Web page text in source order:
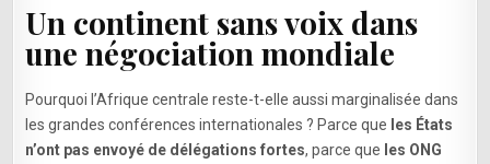
Un continent sans voix dans
une négociation mondiale
Pourquoi l’Afrique centrale reste-t-elle aussi marginalisée dans
les grandes conférences internationales ? Parce que les États
n’ont pas envoyé de délégations fortes, parce que les ONG